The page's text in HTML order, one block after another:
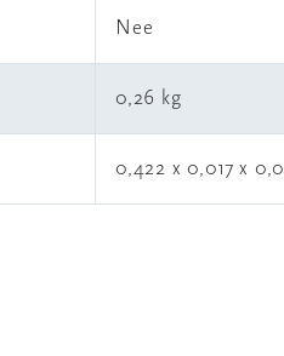
Nee
0,26 kg
0,422 x 0,017 x